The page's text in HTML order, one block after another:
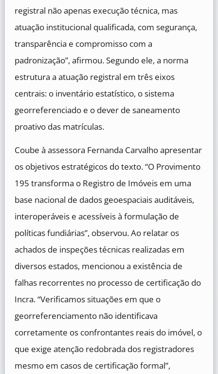
registral não apenas execução técnica, mas
atuação institucional qualificada, com segurança,
transparência e compromisso com a
padronização”, afirmou. Segundo ele, a norma
estrutura a atuação registral em três eixos
centrais: o inventário estatístico, o sistema
georreferenciado e o dever de saneamento
proativo das matrículas.
Coube à assessora Fernanda Carvalho apresentar
os objetivos estratégicos do texto. “O Provimento
195 transforma o Registro de Imóveis em uma
base nacional de dados geoespaciais auditáveis,
interoperáveis e acessíveis à formulação de
políticas fundiárias”, observou. Ao relatar os
achados de inspeções técnicas realizadas em
diversos estados, mencionou a existência de
falhas recorrentes no processo de certificação do
Incra. “Verificamos situações em que o
georreferenciamento não identificava
corretamente os confrontantes reais do imóvel, o
que exige atenção redobrada dos registradores
mesmo em casos de certificação formal”,